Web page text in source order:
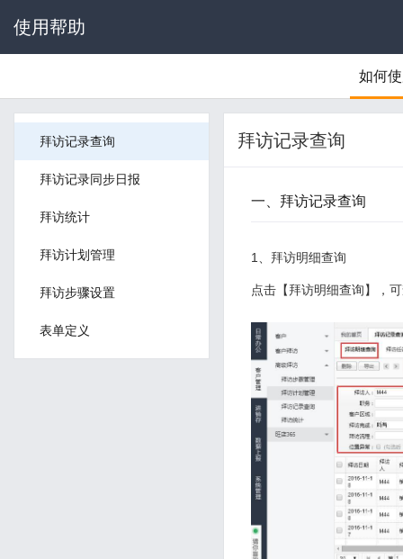
使用帮助
如何
拜访记录查询
拜访记录同步日报
拜访统计
拜访计划管理
拜访步骤设置
表单定义
拜访记录查询
一、拜访记录查询
1、拜访明细查询
点击【拜访明细查询】，